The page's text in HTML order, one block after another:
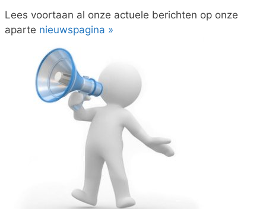
Lees voortaan al onze actuele berichten op onze
aparte nieuwspagina »